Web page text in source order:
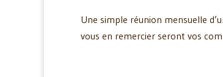
Une simple réunion mensuelle
vous en remercier seront vos